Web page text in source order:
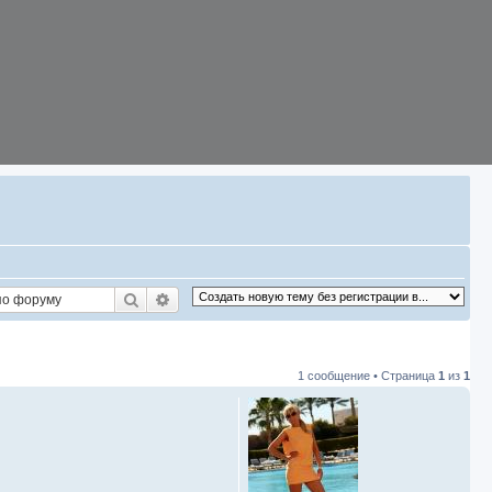
Поиск Расширенный поиск
1 сообщение • Страница 1 из 1